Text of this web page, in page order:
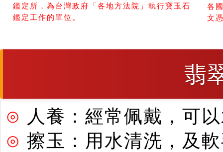
鑑定所，為台灣政府「各地方法院」執行寶玉石
鑑定工作的單位。
各
文
翡
⊙ 人養：經常佩戴，可
⊙ 擦玉：用水清洗，及